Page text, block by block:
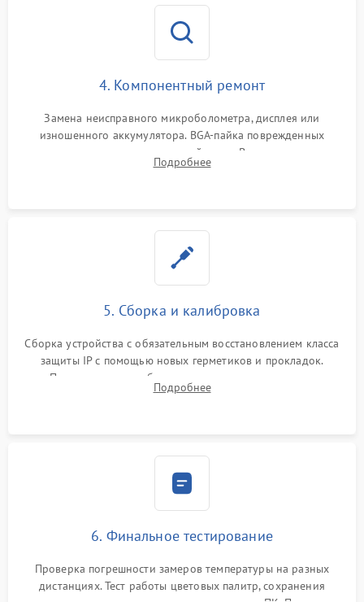
4. Компонентный ремонт
Замена неисправного микроболометра, дисплея или
изношенного аккумулятора. BGA-пайка поврежденных
контроллеров на материнской плате. Восстановление
разъемов и кнопок, замена поврежденных элементов
Подробнее
5. Сборка и калибровка
Сборка устройства с обязательным восстановлением класса
защиты IP с помощью новых герметиков и прокладок.
Программная калибровка матрицы по эталонному
абсолютно черному телу для точного измерения температур.
Подробнее
6. Финальное тестирование
Проверка погрешности замеров температуры на разных
дистанциях. Тест работы цветовых палитр, сохранения